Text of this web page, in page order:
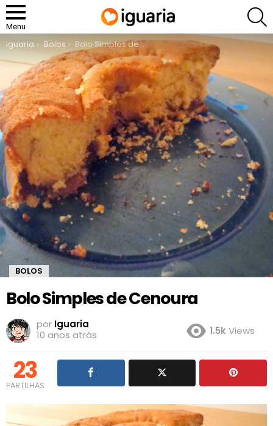
Menu
You are here:
Iguaria Bolos Bolo Simples de Cenoura
BOLOS
Bolo Simples de Cenoura
por Iguaria
10 anos atrás
1.5kViews
23
PARTILHAS